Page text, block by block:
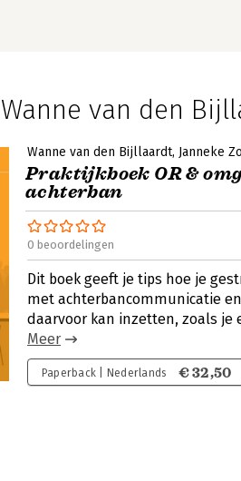
van den
Wanne van den Bijllaardt Janneke
Praktijkboek OR &
achterban
0 beoordelingen
Dit boek geeft je tips hoe je
met achterbancommunicatie
daarvoor kan inzetten, zoals je
Meer
Paperback | Nederlands € 32,50